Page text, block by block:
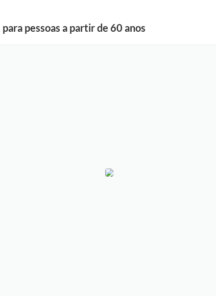
pessoas a partir de 60 anos